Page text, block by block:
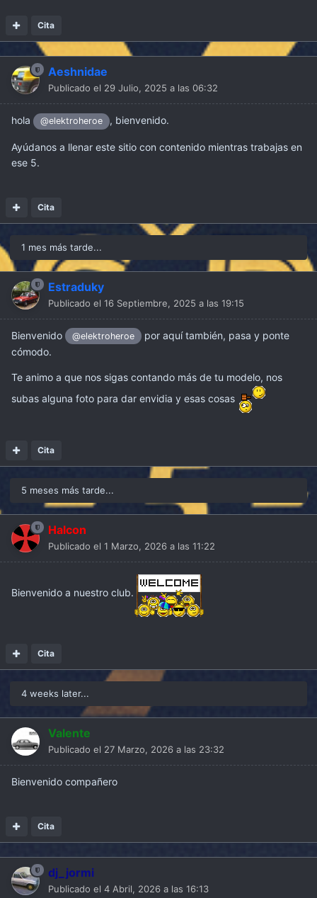
Cita
Aeshnidae
Publicado el 29 Julio, 2025 a las 06:32
hola @elektroheroe , bienvenido.
Ayúdanos a llenar este sitio con contenido mientras trabajas en
ese 5.
Cita
1 mes más tarde...
Estraduky
Publicado el 16 Septiembre, 2025 a las 19:15
Bienvenido @elektroheroe
por aquí también, pasa y ponte
cómodo.
Te animo a que nos sigas contando más de tu modelo, nos
subas alguna foto para dar envidia y esas cosas
Cita
5 meses más tarde...
Halcon
Publicado el 1 Marzo, 2026 a las 11:22
Bienvenido a nuestro club.
Cita
4 weeks later...
Valente
Publicado el 27 Marzo, 2026 a las 23:32
Bienvenido compañero
Cita
dj_jormi
Publicado el 4 Abril, 2026 a las 16:13